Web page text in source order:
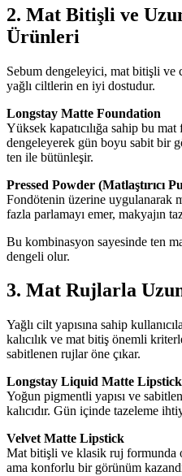
2. Mat Bitişli ve
Ürünleri
Sebum dengeleyici, mat bitişli ve
yağlı ciltlerin en iyi dostudur.
Longstay Matte Foundation
Yüksek kapatıcılığa sahip bu
dengeleyerek gün boyu sabit bir
ten ile bütünleşir.
Pressed Powder (Matlaştırıcı
Fondötenin üzerine uygulanarak
fazla parlamayı emer, makyajın
Bu kombinasyon sayesinde ten
dengeli olur.
3. Mat Rujlarla
Yağlı cilt yapısına sahip
kalıcılık ve mat bitiş önemli
sabitlenen rujlar öne çıkar.
Longstay Liquid Matte Lipstick
Yoğun pigmentli yapısı ve
kalıcıdır. Gün içinde tazeleme
Velvet Matte Lipstick
Mat bitişli ve klasik ruj formunda
ama konforlu bir görünüm